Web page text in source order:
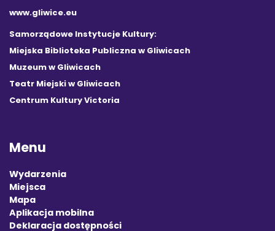
www.gliwice.eu
Samorządowe Instytucje Kultury:
Miejska Biblioteka Publiczna w Gliwicach
Muzeum w Gliwicach
Teatr Miejski w Gliwicach
Centrum Kultury Victoria
Menu
Wydarzenia
Miejsca
Mapa
Aplikacja mobilna
Deklaracja dostępności